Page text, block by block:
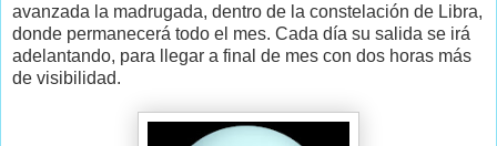
avanzada la madrugada, dentro de la constelación de Libra,
donde permanecerá todo el mes. Cada día su salida se irá
adelantando, para llegar a final de mes con dos horas más
de visibilidad.